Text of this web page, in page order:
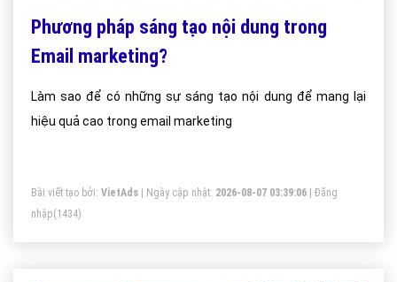
Phương pháp sáng tạo nội dung trong
Email marketing?
Làm sao để có những sự sáng tạo nội dung để mang lại
hiệu quả cao trong email marketing
Bài viết tạo bởi: VietAds | Ngày cập nhật: 2026-08-07 03:39:06
Đăng
nhập(1434)